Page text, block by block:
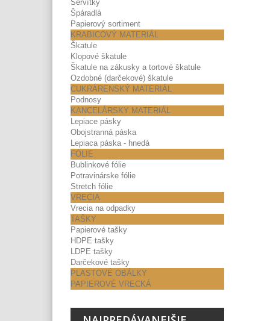
Servítky
Špáradlá
Papierový sortiment
KRABICOVÝ MATERIÁL
Škatule
Klopové škatule
Škatule na zákusky a tortové škatule
Ozdobné (darčekové) škatule
CUKRÁRENSKÝ MATERIÁL
Podnosy
KANCELÁRSKY MATERIÁL
Lepiace pásky
Obojstranná páska
Lepiaca páska - hnedá
FÓLIE
Bublinkové fólie
Potravinárske fólie
Stretch fólie
VRECIA
Vrecia na odpadky
TAŠKY
Papierové tašky
HDPE tašky
LDPE tašky
Darčekové tašky
PLASTOVÉ OBÁLKY
PAPIEROVÉ VRECKÁ